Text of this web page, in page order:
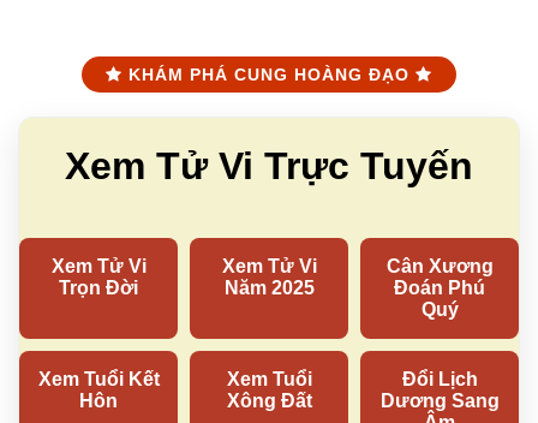
KHÁM PHÁ CUNG HOÀNG ĐẠO